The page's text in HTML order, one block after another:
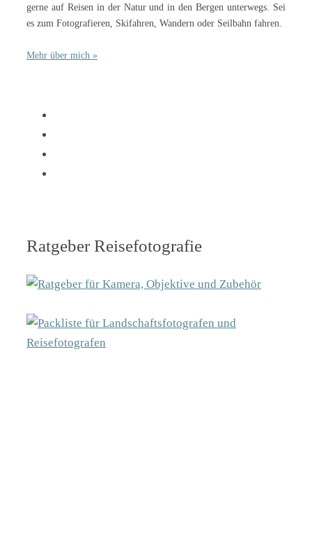
gerne auf Reisen in der Natur und in den Bergen unterwegs. Sei
es zum Fotografieren, Skifahren, Wandern oder Seilbahn fahren.
Mehr über mich »
Ratgeber Reisefotografie